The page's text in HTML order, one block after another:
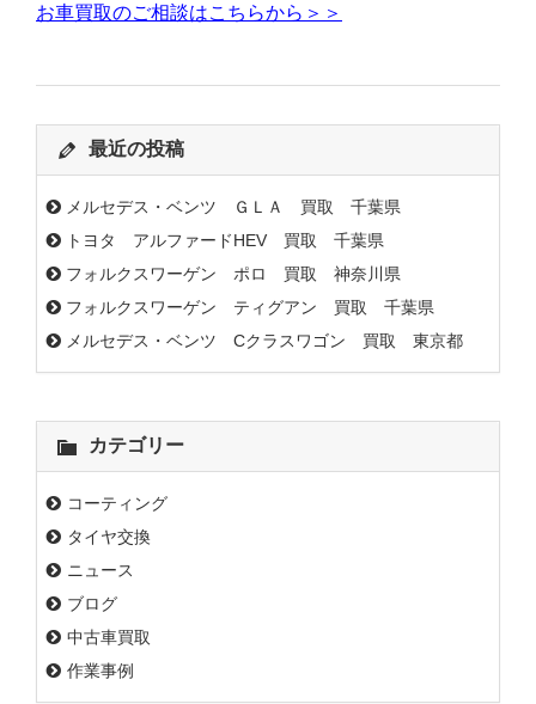
お車買取のご相談はこちらから＞＞
最近の投稿
メルセデス・ベンツ ＧＬＡ 買取 千葉県
トヨタ アルファードHEV 買取 千葉県
フォルクスワーゲン ポロ 買取 神奈川県
フォルクスワーゲン ティグアン 買取 千葉県
メルセデス・ベンツ Cクラスワゴン 買取 東京都
カテゴリー
コーティング
タイヤ交換
ニュース
ブログ
中古車買取
作業事例